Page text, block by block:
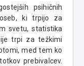
psihičnih
ki trpijo za
svetu, statistika
trpi za težkimi
med tem ko
prebivalcev.